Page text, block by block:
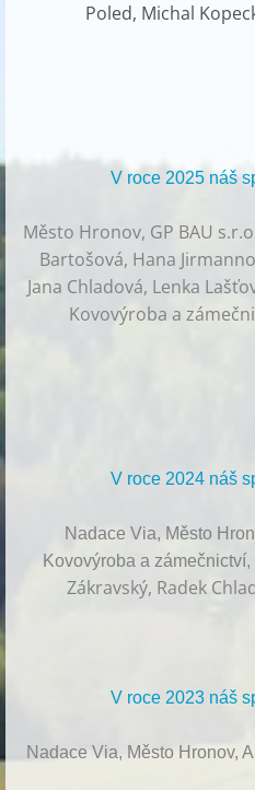
Poled, Michal
V roce 2025 náš
Město Hronov, GP BAU
Bartošová, Hana
Jana Chladová, Lenka
Kovovýroba a
V roce 2024 náš
Nadace Via, Město
Kovovýroba a
Zákravský, Radek
V roce 2023 náš
Nadace Via, Město Hronov,